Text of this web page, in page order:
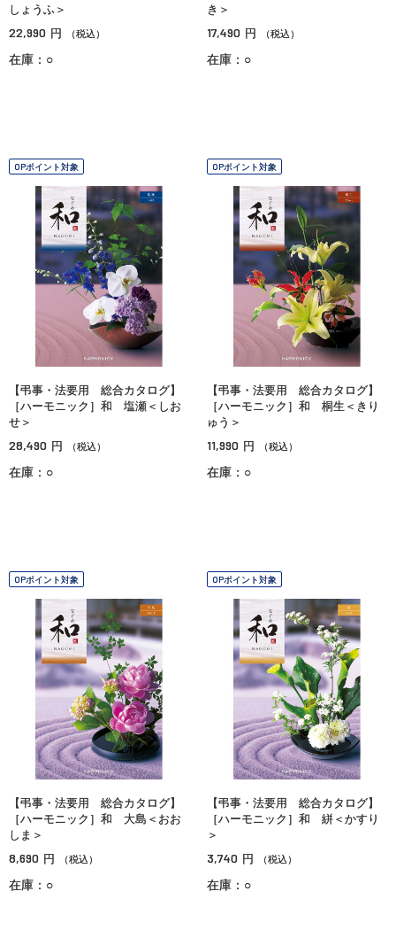
しょうふ＞
22,990 円 （税込）
在庫：○
き＞
17,490 円 （税込）
在庫：○
OPポイント対象
【弔事・法要用 総合カタログ】
［ハーモニック］和 塩瀬＜しお
せ＞
28,490 円 （税込）
在庫：○
OPポイント対象
【弔事・法要用 総合カタログ】
［ハーモニック］和 桐生＜きり
ゅう＞
11,990 円 （税込）
在庫：○
OPポイント対象
【弔事・法要用 総合カタログ】
［ハーモニック］和 大島＜おお
しま＞
8,690 円 （税込）
在庫：○
OPポイント対象
【弔事・法要用 総合カタログ】
［ハーモニック］和 絣＜かすり
＞
3,740 円 （税込）
在庫：○